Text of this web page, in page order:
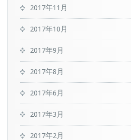
2017年11月
2017年10月
2017年9月
2017年8月
2017年6月
2017年3月
2017年2月